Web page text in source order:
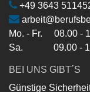
+49 3643
Mo. - Fr. 08.00 -
Sa. 09.00 -
BEI UNS GIBT´S
Günstige